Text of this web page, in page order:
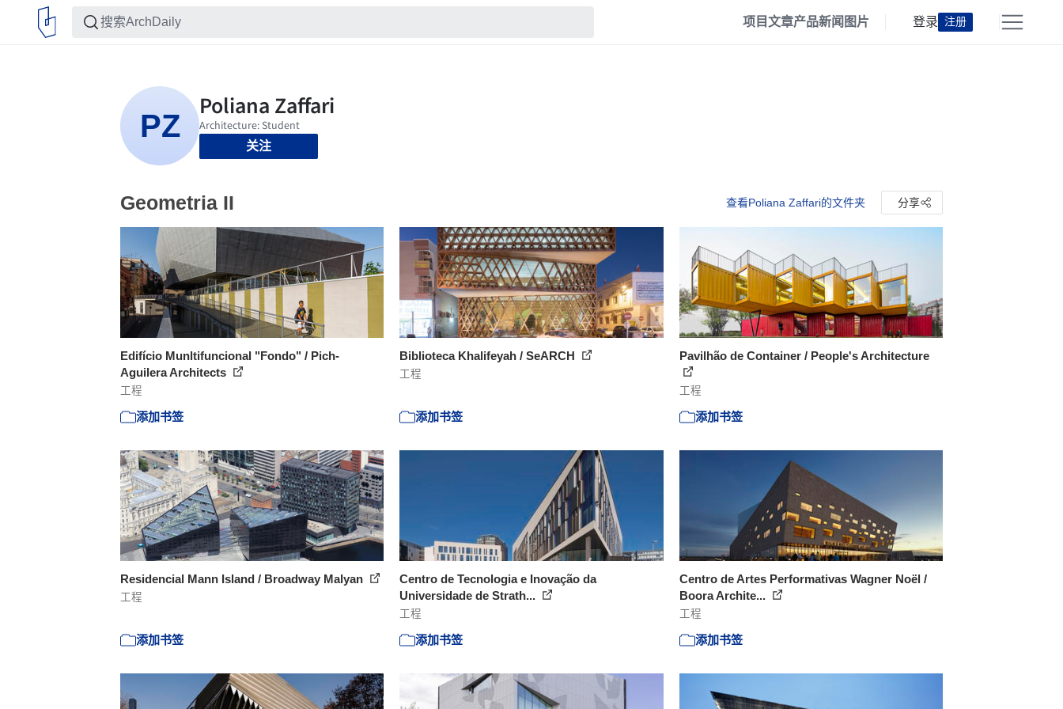
项目文章产品新闻 图片 登录 注册
关注
Geometria II 查看Poliana Zaffari的文件夹 分享
Edifício Munltifuncional "Fondo" / Pich-
Aguilera Architects
工程
添加书签
Biblioteca Khalifeyah / SeARCH
工程
添加书签
Pavilhão de Container / People's Architecture
工程
添加书签
Residencial Mann Island / Broadway Malyan
工程
添加书签
Centro de Tecnologia e Inovação da
Universidade de Strath...
工程
添加书签
Centro de Artes Performativas Wagner Noël /
Boora Archite...
工程
添加书签